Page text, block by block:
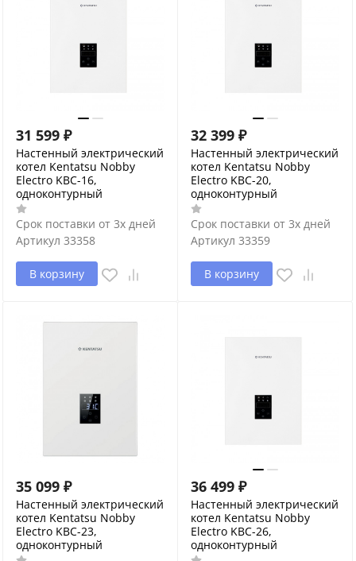
31 599 ₽
Настенный электрический
котел Kentatsu Nobby
Electro KBC-16,
одноконтурный
Срок поставки от 3х дней
Артикул 33358
В корзину
32 399 ₽
Настенный электрический
котел Kentatsu Nobby
Electro KBC-20,
одноконтурный
Срок поставки от 3х дней
Артикул 33359
В корзину
35 099 ₽
Настенный электрический
котел Kentatsu Nobby
Electro KBC-23,
одноконтурный
36 499 ₽
Настенный электрический
котел Kentatsu Nobby
Electro KBC-26,
одноконтурный